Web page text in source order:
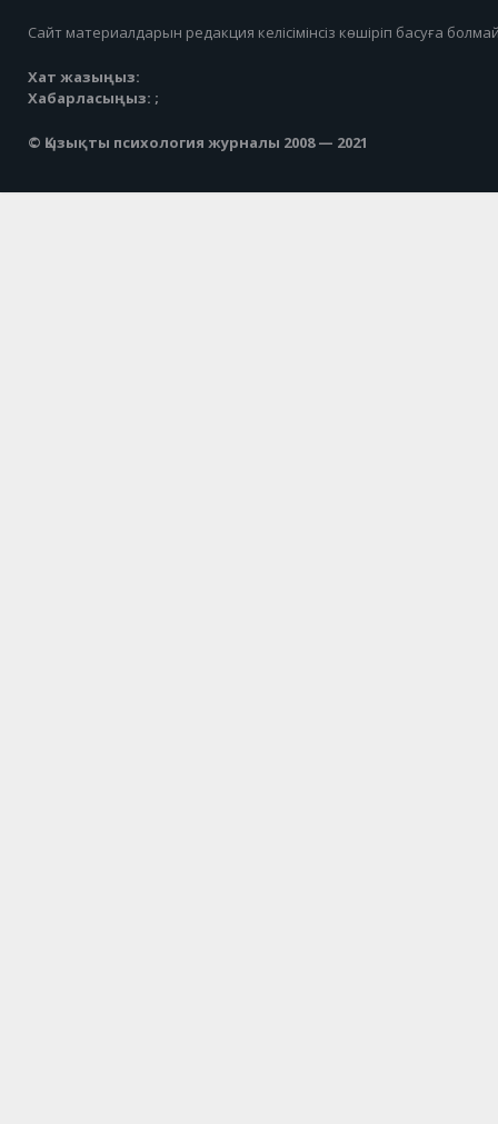
Сайт материалдарын редакция келісімінсіз көшіріп басуға
Хат жазыңыз:
Хабарласыңыз: ;
© Қызықты психология журналы 2008 — 2021